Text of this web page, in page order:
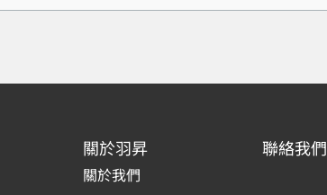
關於羽昇
關於我們
聯絡我們